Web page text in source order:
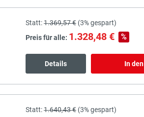
Statt:1.369,57 € (3%gespart)
Preis für alle: 1.328,48 € %
Details In
Statt:1.640,43 € (3%gespart)